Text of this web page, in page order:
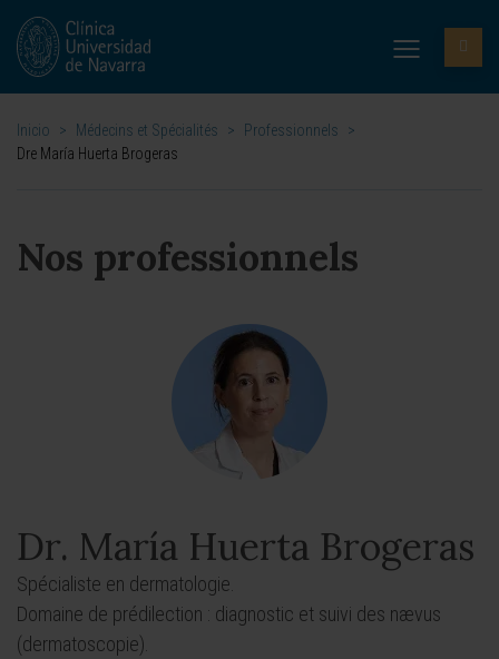
Inicio > Médecins et Spécialités > Professionnels
>
Dre María Huerta Brogeras
Nos professionnels
Dr. María Huerta Brogeras
Spécialiste en dermatologie.
Domaine de prédilection : diagnostic et suivi des nævus
(dermatoscopie).